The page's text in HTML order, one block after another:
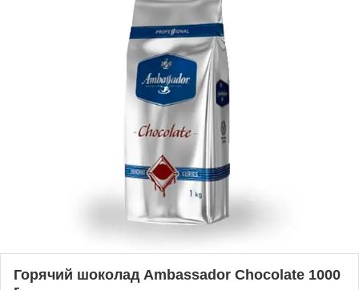
Горячий шоколад Ambassador Chocolate 1000